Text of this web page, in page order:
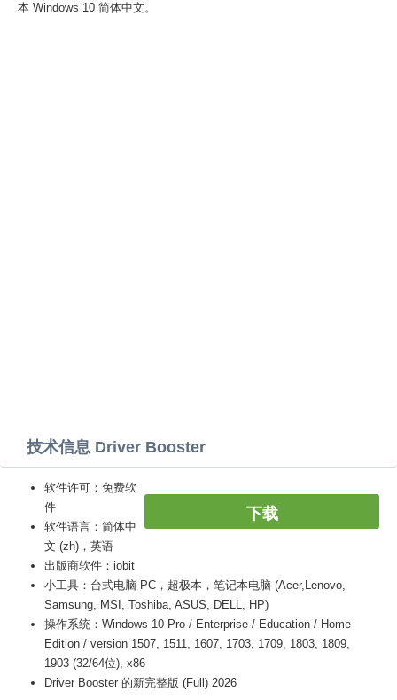
本 Windows 10 简体中文。
技术信息 Driver Booster
下载
软件许可：免费软
件
软件语言：简体中
文 (zh)，英语
出版商软件：iobit
小工具：台式电脑 PC，超极本，笔记本电脑 (Acer,Lenovo,
Samsung, MSI, Toshiba, ASUS, DELL, HP)
操作系统：Windows 10 Pro / Enterprise / Education / Home
Edition / version 1507, 1511, 1607, 1703, 1709, 1803, 1809,
1903 (32/64位), x86
Driver Booster 的新完整版 (Full) 2026